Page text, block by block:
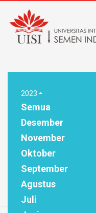
2023
Semua
Desember
November
Oktober
September
Agustus
Juli